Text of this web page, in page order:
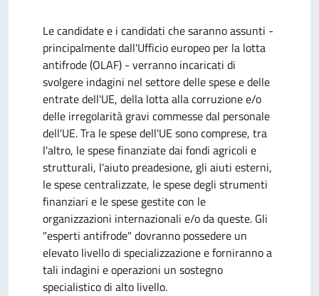
Le candidate e i candidati che saranno assunti -
principalmente dall'Ufficio europeo per la lotta
antifrode (OLAF) - verranno incaricati di
svolgere indagini nel settore delle spese e delle
entrate dell'UE, della lotta alla corruzione e/o
delle irregolarità gravi commesse dal personale
dell'UE. Tra le spese dell'UE sono comprese, tra
l'altro, le spese finanziate dai fondi agricoli e
strutturali, l'aiuto preadesione, gli aiuti esterni,
le spese centralizzate, le spese degli strumenti
finanziari e le spese gestite con le
organizzazioni internazionali e/o da queste. Gli
"esperti antifrode" dovranno possedere un
elevato livello di specializzazione e forniranno a
tali indagini e operazioni un sostegno
specialistico di alto livello.